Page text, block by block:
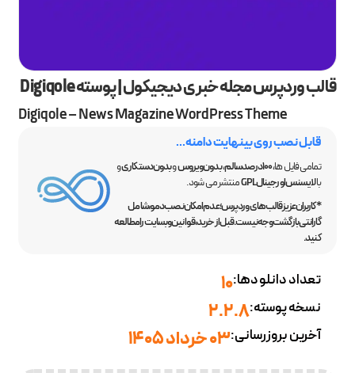
قالب وردپرس مجله خبری دیجیکول | پوسته Digiqole
Digiqole – News Magazine WordPress Theme
قابل نصب روی بینهایت دامنه...
تمامی فایل ها،100 درصد سالم ،بدون ویروسوبدون دستکاریو
بالایسنس اورجینال GPL
منتشر می شود.
*کاربران عزیز قالب‌های وردپرس؛ عدم امکان نصب دمو، شامل
گارانتی بازگشت وجه نیست. قبل از خرید، قوانین وبسایت را مطالعه
کنید.
تعداد دانلودها:10
نسخه پوسته:2.2.8
آخرین بروزرسانی:03 خرداد 1405